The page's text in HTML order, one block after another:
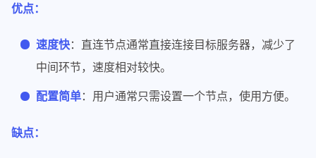
优点：
速度快：直连节点通常直接连接目标服务器，减少了
中间环节，速度相对较快。
配置简单：用户通常只需设置一个节点，使用方便。
缺点：